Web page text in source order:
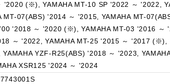
'2020 (※), YAMAHA MT-10 SP '2022 ～ '2022,
MT-07(ABS) '2014 ～ '2015, YAMAHA MT-
'2018 ～ '2020 (※), YAMAHA MT-03 '2016
～ '2022, YAMAHA MT-25 '2015 ～ '2017 (※),
YZF-R25(ABS) '2018 ～ '2023,
XSR125 '2024 ～ '2024